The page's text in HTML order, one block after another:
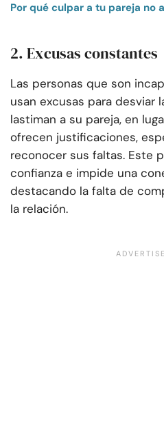
Por qué culpar a tu pareja no
2. Excusas constantes
Las personas que son
usan excusas para desviar
lastiman a su pareja, en
ofrecen justificaciones,
reconocer sus faltas. Este
confianza e impide una
destacando la falta de
la relación.